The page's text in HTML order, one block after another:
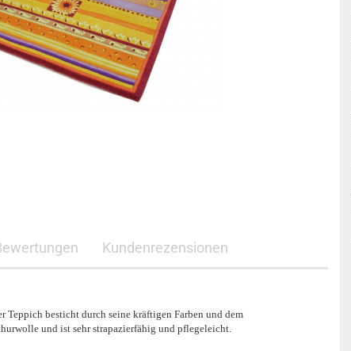
Kundenrezensionen
besticht durch seine kräftigen Farben und dem
und ist sehr strapazierfähig und pflegeleicht.